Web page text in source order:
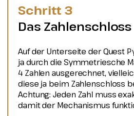
Schritt 3
Das Zahlenschloss
Auf der Unterseite der Quest
ja durch die Symmetriesche
4 Zahlen ausgerechnet,
diese ja beim Zahlenschloss
Achtung: Jeden Zahl muss
damit der Mechanismus